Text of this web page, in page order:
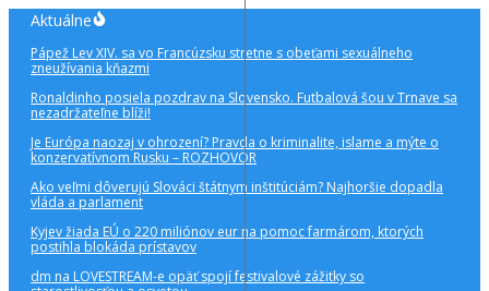
Preskočiť
obsah
Aktuálne
Pápež Lev XIV. sa vo Francúzsku stretne s obeťami sexuálneho
zneužívania kňazmi
Ronaldinho posiela pozdrav na Slovensko. Futbalová šou v Trnave sa
nezadržateľne blíži!
Je Európa naozaj v ohrození? Pravda o kriminalite, islame a mýte o
konzervatívnom Rusku – ROZHOVOR
Ako veľmi dôverujú Slováci štátnym inštitúciám? Najhoršie dopadla
vláda a parlament
Kyjev žiada EÚ o 220 miliónov eur na pomoc farmárom, ktorých
postihla blokáda prístavov
dm na LOVESTREAM-e opäť spojí festivalové zážitky so